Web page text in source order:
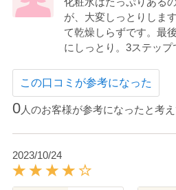
が、大変しっとりしま
て乾燥しらずです。最
にしっとり。3ステップ
この口コミが参考になった
0人のお客様が参考になったと考
2023/10/24